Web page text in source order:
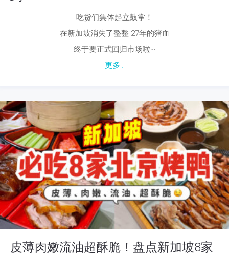
吃货们集体起立鼓掌！
在新加坡消失了整整 27年的猪血
终于要正式回归市场啦~
更多...
皮薄肉嫩流油超酥脆！盘点新加坡8家